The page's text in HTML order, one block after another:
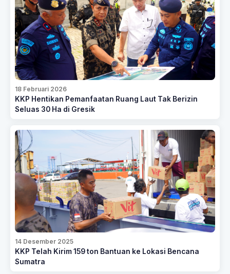
18 Februari 2026
KKP Hentikan Pemanfaatan Ruang Laut Tak Berizin
Seluas 30 Ha di Gresik
14 Desember 2025
KKP Telah Kirim 159 ton Bantuan ke Lokasi Bencana
Sumatra